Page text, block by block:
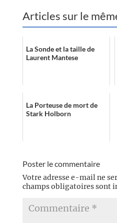
Articles sur le
La Sonde et la taille de
Laurent Mantese
La Porteuse de mort de
Stark Holborn
Poster le commentaire
Votre adresse e-mail ne
champs obligatoires sont